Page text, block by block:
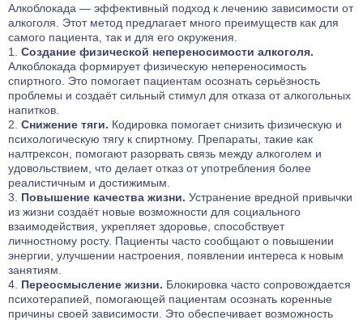
Алкоблокада — эффективный подход к лечению зависимости от
алкоголя. Этот метод предлагает много преимуществ как для
самого пациента, так и для его окружения.
Создание физической непереносимости алкоголя.
Алкоблокада формирует физическую непереносимость
спиртного. Это помогает пациентам осознать серьёзность
проблемы и создаёт сильный стимул для отказа от алкогольных
напитков.
Снижение тяги. Кодировка помогает снизить физическую и
психологическую тягу к спиртному. Препараты, такие как
налтрексон , помогают разорвать связь между алкоголем и
удовольствием, что делает отказ от употребления более
реалистичным и достижимым.
Повышение качества жизни. Устранение вредной привычки
из жизни создаёт новые возможности для социального
взаимодействия, укрепляет здоровье, способствует
личностному росту. Пациенты часто сообщают о повышении
энергии, улучшении настроения, появлении интереса к новым
занятиям.
Переосмысление жизни. Блокировка часто сопровождается
психотерапией, помогающей пациентам осознать коренные
причины своей зависимости. Это обеспечивает возможность